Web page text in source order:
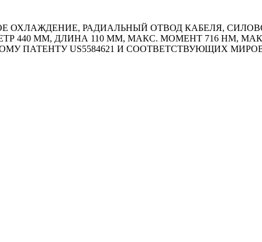
ОХЛАЖДЕНИЕ, РАДИАЛЬНЫЙ ОТВОД КАБЕЛЯ,
440 ММ, ДЛИНА 110 ММ, МАКС. МОМЕНТ 716 HM,
ПАТЕНТУ US5584621 И СООТВЕТСТВУЮЩИХ